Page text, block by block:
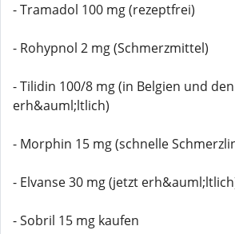
- Tramadol 100 mg (rezeptfrei)
- Rohypnol 2 mg (Schmerzmittel)
- Tilidin 100/8 mg (in Belgien und
erh&auml;ltlich)
- Morphin 15 mg (schnelle
- Elvanse 30 mg (jetzt
- Sobril 15 mg kaufen